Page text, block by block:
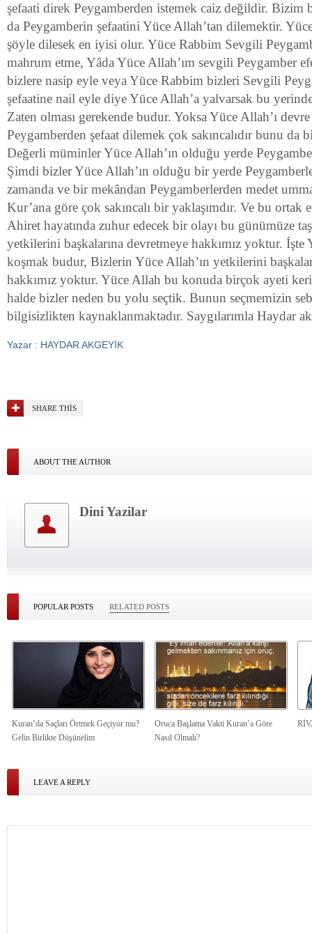
şefaati direk Peygamberden istemek caiz değildir. Bizim
da Peygamberin şefaatini Yüce Allah’tan dilemektir.
şöyle dilesek en iyisi olur. Yüce Rabbim Sevgili
mahrum etme, Yâda Yüce Allah’ım sevgili Peygamber
bizlere nasip eyle veya Yüce Rabbim bizleri Sevgili
şefaatine nail eyle diye Yüce Allah’a yalvarsak bu
Zaten olması gerekende budur. Yoksa Yüce Allah’ı devre
Peygamberden şefaat dilemek çok sakıncalıdır bunu da
Değerli müminler Yüce Allah’ın olduğu yerde
Şimdi bizler Yüce Allah’ın olduğu bir yerde
zamanda ve bir mekândan Peygamberlerden medet
Kur’ana göre çok sakıncalı bir yaklaşımdır. Ve bu ortak
Ahiret hayatında zuhur edecek bir olayı bu günümüze
yetkilerini başkalarına devretmeye hakkımız yoktur. İşte
koşmak budur, Bizlerin Yüce Allah’ın yetkilerini
hakkımız yoktur. Yüce Allah bu konuda birçok ayeti
halde bizler neden bu yolu seçtik. Bunun seçmemizin
bilgisizlikten kaynaklanmaktadır. Saygılarımla Haydar
Yazar : HAYDAR AKGEYİK
SHARE THIS
ABOUT THE AUTHOR
Dini Yazilar
POPULAR POSTS RELATED POSTS
Kuran’da Saçları Örtmek Geçiyor mu?
Gelin Birlikte Düşünelim
Oruca Başlama Vakti Kuran’a Göre
Nasıl Olmalı?
LEAVE A REPLY